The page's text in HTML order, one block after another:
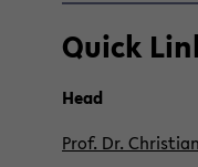
Haupt­
halt
Sek­
Quick
Head
Prof. Dr.